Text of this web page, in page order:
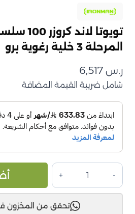
المرحلة 3 خلية رغوية برو
ر.س
شامل ضريبة القيمة المضافة
كمية
تويوتا
لاند
تحقق من المخزون